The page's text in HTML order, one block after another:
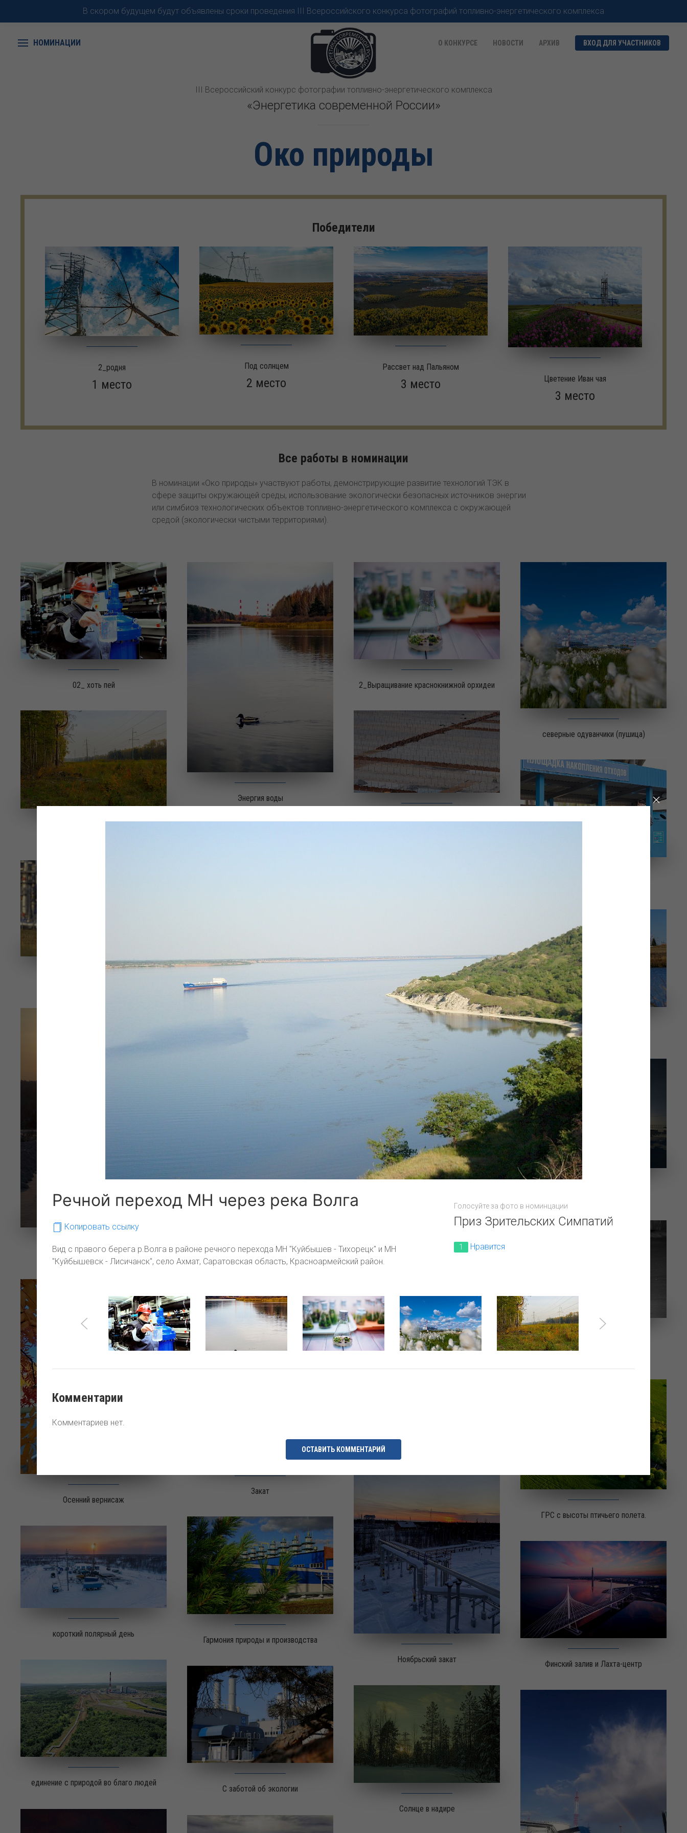
В скором будущем будут объявлены сроки проведения III Всероссийского конкурса фотографий топливно-энергетического комплекса
НОМИНАЦИИ О КОНКУРСЕ НОВОСТИ АРХИВ ВХОД ДЛЯ УЧАСТНИКОВ
III Всероссийский конкурс фотографии топливно-энергетического комплекса
«Энергетика современной России»
Око природы
Победители
2_родня
1 место
Под солнцем
2 место
Рассвет над Пальяном
3 место Цветение Иван чая
3 место
Все работы в номинации
В номинации «Око природы» участвуют работы, демонстрирующие развитие технологий ТЭК в
сфере защиты окружающей среды, использование экологически безопасных источников энергии
или симбиоз технологических объектов топливно-энергетического комплекса с окружающей
средой (экологически чистыми территориями).
02_ хоть пей
Энергия воды
2_Выращивание краснокнижной орхидеи
северные одуванчики (пушица)
Свет в ночи
Мирное соседство
Дорога жизни
Сила природы
С высоты птичьего полёта
Осенний вернисаж
Закат
ШТАТНЫЙ РАБОТНИК УКПГ
ЮБИЛЕЙНОГО НГКМ
короткий полярный день
Гармония природы и производства
ГРС с высоты птичьего полета.
единение с природой во благо людей
С заботой об экологии
Ноябрьский закат Финский залив и Лахта-центр
Солнце в надире
Речной переход МН через река Волга
Копировать ссылку
Вид с правого берега р.Волга в районе речного перехода МН "Куйбышев - Тихорецк" и МН
"Куйбышевск - Лисичанск", село Ахмат, Саратовская область, Красноармейский район.
Голосуйте за фото в номинцации
Приз Зрительских Симпатий
1 Нравится
Комментарии
Комментариев нет.
ОСТАВИТЬ КОММЕНТАРИЙ